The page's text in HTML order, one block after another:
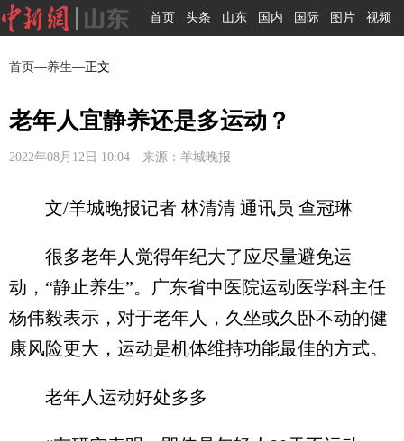
首页 头条 山东 国内 国际 图片 视频
首页—养生—正文
老年人宜静养还是多运动？
2022年08月12日 10:04 来源：羊城晚报
文/羊城晚报记者 林清清 通讯员 查冠琳
很多老年人觉得年纪大了应尽量避免运
动，“静止养生”。广东省中医院运动医学科主任
杨伟毅表示，对于老年人，久坐或久卧不动的健
康风险更大，运动是机体维持功能最佳的方式。
老年人运动好处多多